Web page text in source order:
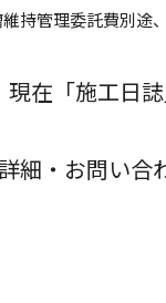
持管理委託費別途
現在「施工日
詳細・お問い合